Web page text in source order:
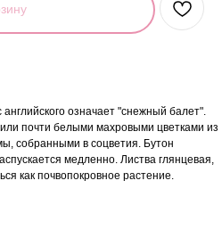
означает "снежный балет".
почти белыми махровыми цветками из
собранными в соцветия. Бутон
медленно. Листва глянцевая,
как почвопокровное растение.